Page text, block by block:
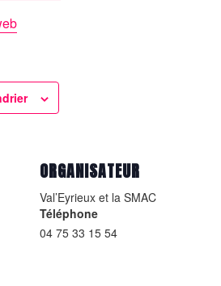
ORGANISATEUR
Val’Eyrieux et la SMAC
Téléphone
04 75 33 15 54